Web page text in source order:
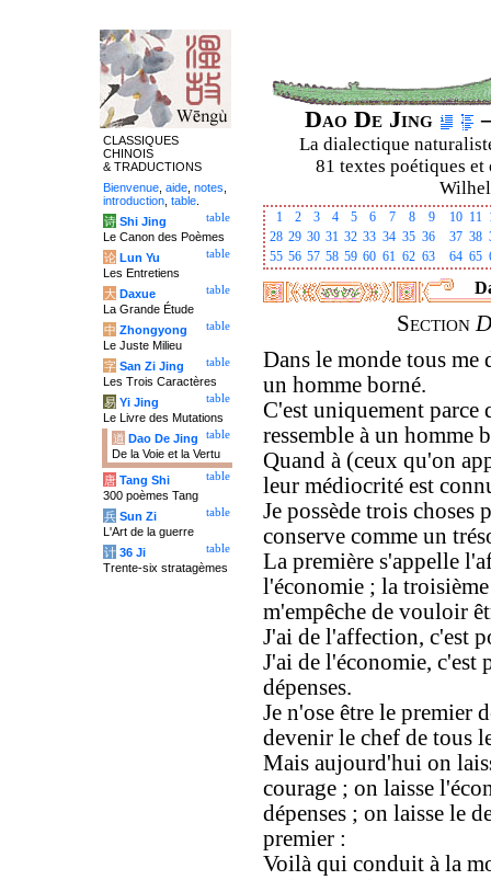
Dao De Jing
La dialectique
81 textes poétiques
1 2 3 4 5 6 7 8 9 10 11
28 29 30 31 32 33 34 35 36 37 38
55 56 57 58 59 60 61 62 63 64 65
Section
Dans le monde tous me
un homme borné.
C'est uniquement parce
ressemble à un homme
Quand à (ceux qu'on
leur médiocrité est
Je possède trois choses
conserve comme un
La première s'appelle
l'économie ; la
m'empêche de vouloir
J'ai de l'affection, c'est
J'ai de l'économie, c'est
dépenses.
Je n'ose être le premier
devenir le chef de tous
Mais aujourd'hui on
courage ; on laisse
dépenses ; on laisse le
premier :
Voilà qui conduit à la
CLASSIQUES
CHINOIS
& TRADUCTIONS
Bienvenue aide notes
introduction table
table
诗 Shi Jing
Le Canon des Poèmes
table
论 Lun Yu
Les Entretiens
table
大 Daxue
La Grande Étude
table
中 Zhongyong
Le Juste Milieu
table
字 San Zi Jing
Les Trois Caractères
table
易 Yi Jing
Le Livre des Mutations
table
道 Dao De Jing
De la Voie et la Vertu
table
唐 Tang Shi
300 poèmes Tang
table
兵 Sun Zi
L'Art de la guerre
table
计 36 Ji
Trente-six stratagèmes